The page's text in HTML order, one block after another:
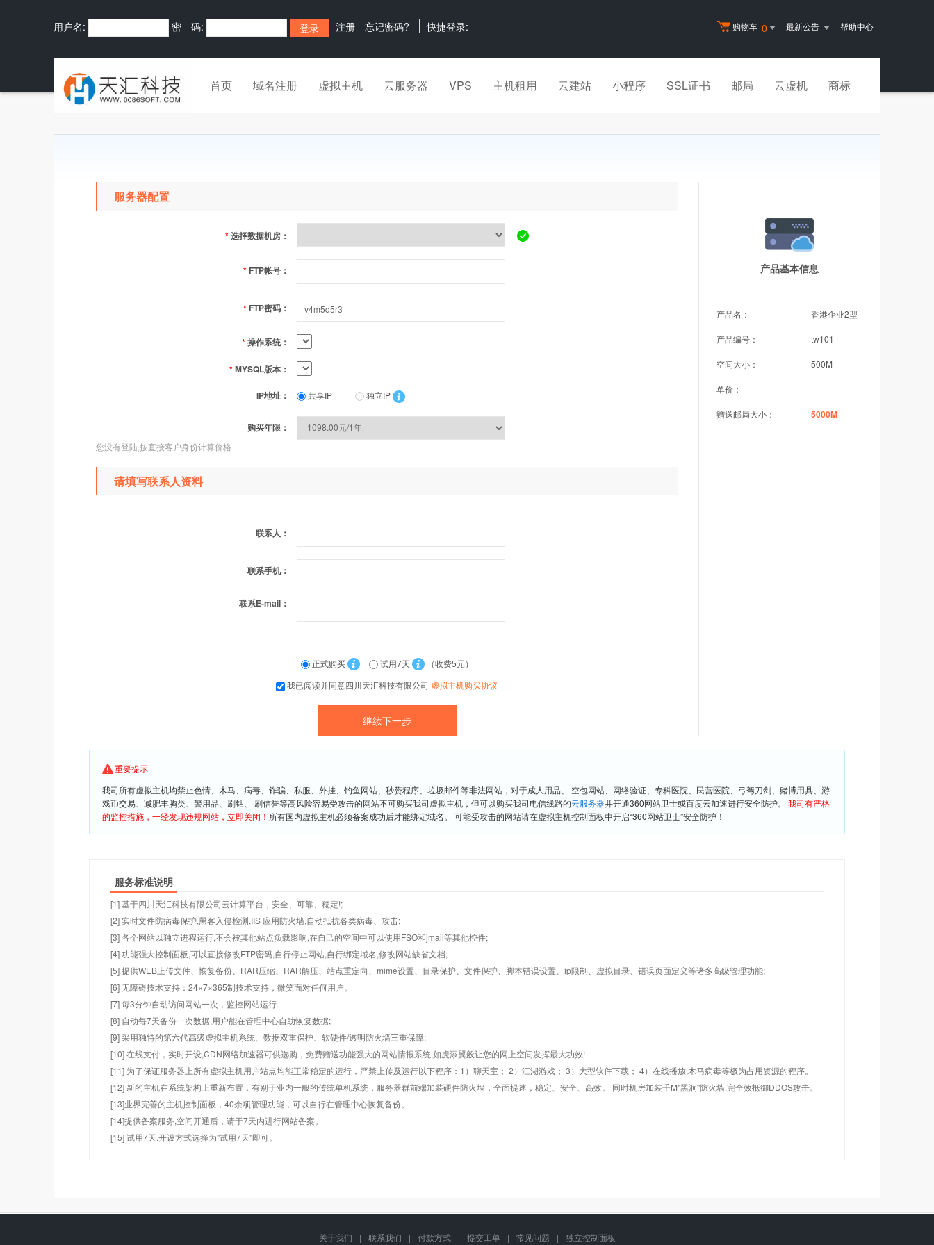
购物车 0 最新公告 帮助中心
用户名: 密 码: 注册 忘记密码? 快捷登录:
首页 域名注册 虚拟主机 云服务器 VPS 主机租用 云建站 小程序 SSL证书 邮局 云虚机 商标
产品基本信息
产品名： 香港企业2型
产品编号： tw101
空间大小： 500M
单价：
赠送邮局大小： 5000M
服务器配置
*选择数据机房：
* FTP帐号：
* FTP密码：
*操作系统：
*MYSQL版本：
IP地址： 共享IP 独立IP
购买年限：
您没有登陆,按直接客户身份计算价格
请填写联系人资料
联系人：
联系手机：
联系E-mail：
正式购买 试用7天
（收费5元）
我已阅读并同意四川天汇科技有限公司 虚拟主机购买协议
重要提示
我司所有虚拟主机均禁止色情、木马、病毒、诈骗、私服、外挂、钓鱼网站、秒赞程序、垃圾邮件等非法网站，对于成人用品、 空包网站、网络验证、专科医院、民营医院、弓驽刀剑、赌博用具、游
戏币交易、减肥丰胸类、警用品、刷钻、 刷信誉等高风险容易受攻击的网站不可购买我司虚拟主机，但可以购买我司电信线路的云服务器并开通360网站卫士或百度云加速进行安全防护。 我司有严格
的监控措施，一经发现违规网站，立即关闭！ 所有国内虚拟主机必须备案成功后才能绑定域名。 可能受攻击的网站请在虚拟主机控制面板中开启“360网站卫士”安全防护！
服务标准说明
[1] 基于四川天汇科技有限公司云计算平台，安全、可靠、稳定!;
[2] 实时文件防病毒保护,黑客入侵检测,IIS 应用防火墙,自动抵抗各类病毒、攻击;
[3] 各个网站以独立进程运行,不会被其他站点负载影响,在自己的空间中可以使用FSO和jmail等其他控件;
[4] 功能强大控制面板,可以直接修改FTP密码,自行停止网站,自行绑定域名,修改网站缺省文档;
[5] 提供WEB上传文件、恢复备份、RAR压缩、RAR解压、站点重定向、mime设置、目录保护、文件保护、脚本错误设置、ip限制、虚拟目录、错误页面定义等诸多高级管理功能;
[6] 无障碍技术支持：24×7×365制技术支持，微笑面对任何用户。
[7] 每3分钟自动访问网站一次，监控网站运行.
[8] 自动每7天备份一次数据,用户能在管理中心自助恢复数据;
[9] 采用独特的第六代高级虚拟主机系统、数据双重保护、软硬件/透明防火墙三重保障;
[10] 在线支付，实时开设,CDN网络加速器可供选购，免费赠送功能强大的网站情报系统,如虎添翼般让您的网上空间发挥最大功效!
[11] 为了保证服务器上所有虚拟主机用户站点均能正常稳定的运行，严禁上传及运行以下程序：1）聊天室； 2）江湖游戏； 3）大型软件下载； 4）在线播放,木马病毒等极为占用资源的程序。
[12] 新的主机在系统架构上重新布置，有别于业内一般的传统单机系统，服务器群前端加装硬件防火墙，全面提速，稳定、安全、高效。 同时机房加装千M"黑洞"防火墙,完全效抵御DDOS攻击。
[13]业界完善的主机控制面板，40余项管理功能，可以自行在管理中心恢复备份。
[14]提供备案服务,空间开通后，请于7天内进行网站备案。
[15] 试用7天.开设方式选择为"试用7天"即可。
关于我们 | 联系我们 | 付款方式 | 提交工单 | 常见问题 | 独立控制面板